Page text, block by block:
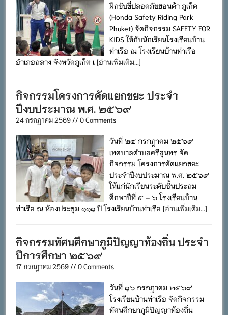
ฝึกขับขี่ปลอดภัยฮอนด้า ภูเก็ต
(Honda Safety Riding Park
Phuket) จัดกิจกรรม SAFETY FOR
KIDS ให้กับนักเรียนโรงเรียนบ้าน
ท่าเรือ ณ โรงเรียนบ้านท่าเรือ
อำเภอถลาง จังหวัดภูเก็ต เ[อ่านเพิ่มเติม...]
กิจกรรมโครงการคัดแยกขยะ ประจำ
ปีงบประมาณ พ.ศ. ๒๕๖๙
24 กรกฎาคม 2569 // 0 Comments
วันที่ ๒๔ กรกฎาคม ๒๕๖๙
เทศบาลตำบลศรีสุนทร จัด
กิจกรรม โครงการคัดแยกขยะ
ประจำปีงบประมาณ พ.ศ. ๒๕๖๙
ให้แก่นักเรียนระดับชั้นประถม
ศึกษาปีที่ ๕ – ๖ โรงเรียนบ้าน
ท่าเรือ ณ ห้องประชุม ๑๑๑ ปี โรงเรียนบ้านท่าเรือ[อ่านเพิ่มเติม...]
กิจกรรมทัศนศึกษาภูมิปัญญาท้องถิ่น ประจำ
ปีการศึกษา ๒๕๖๙
17 กรกฎาคม 2569 // 0 Comments
วันที่ ๑๖ กรกฎาคม ๒๕๖๙
โรงเรียนบ้านท่าเรือ จัดกิจกรรม
ทัศนศึกษาภูมิปัญญาท้องถิ่น